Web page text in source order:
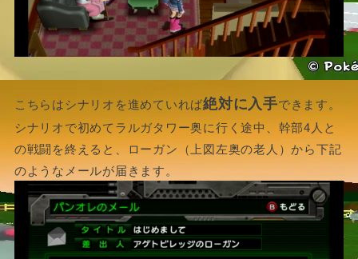
こちらはシナリオを進めていれば絶対に入手できます。
シナリオで初めてラルガタワー奥に行く途中、幹部4人と
の戦闘を終えると、ローガン（上図左奥の老人）から下記
のようなメールが届きます。